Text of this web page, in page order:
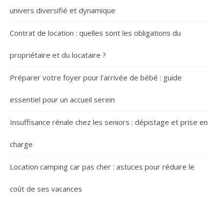
univers diversifié et dynamique
Contrat de location : quelles sont les obligations du
propriétaire et du locataire ?
Préparer votre foyer pour l’arrivée de bébé : guide
essentiel pour un accueil serein
Insuffisance rénale chez les seniors : dépistage et prise en
charge
Location camping car pas cher : astuces pour réduire le
coût de ses vacances